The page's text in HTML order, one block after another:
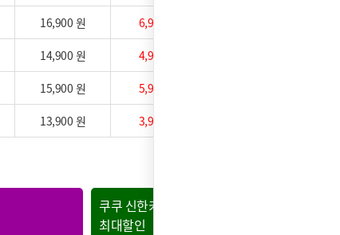
16,900 원 6,900 원
14,900 원 4,900 원
15,900 원 5,900 원
13,900 원 3,900 원
쿠쿠 신한카드
최대할인